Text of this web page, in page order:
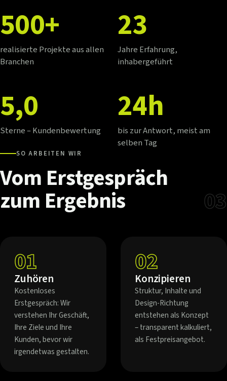
500+
realisierte Projekte aus allen
Branchen
23
Jahre Erfahrung,
inhabergeführt
5,0
Sterne – Kundenbewertung
24h
bis zur Antwort, meist am
selben Tag
SO ARBEITEN WIR
Vom Erstgespräch
zum Ergebnis
03
01
Zuhören
Kostenloses
Erstgespräch: Wir
verstehen Ihr Geschäft,
Ihre Ziele und Ihre
Kunden, bevor wir
irgendetwas gestalten.
02
Konzipieren
Struktur, Inhalte und
Design-Richtung
entstehen als Konzept
– transparent kalkuliert,
als Festpreisangebot.